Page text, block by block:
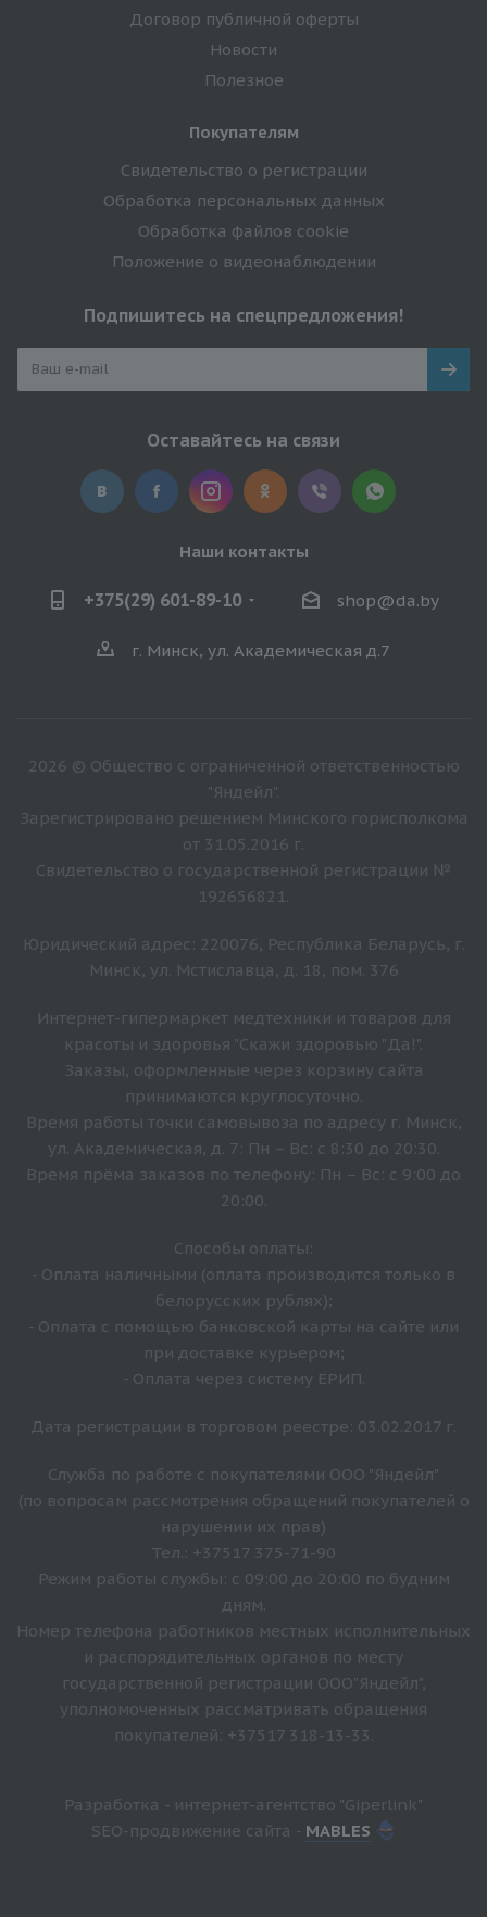
Договор публичной оферты
Новости
Полезное
Покупателям
Свидетельство о регистрации
Обработка персональных данных
Обработка файлов cookie
Положение о видеонаблюдении
Подпишитесь на спецпредложения!
Оставайтесь на связи
Наши контакты
+375(29) 601-89-10 shop@da.by
г. Минск, ул. Академическая д.7
2026 © Общество с ограниченной ответственностью
"Яндейл".
Зарегистрировано решением Минского горисполкома
от 31.05.2016 г.
Свидетельство о государственной регистрации №
192656821.
Юридический адрес: 220076, Республика Беларусь, г.
Минск, ул. Мстиславца, д. 18, пом. 376
Интернет-гипермаркет медтехники и товаров для
красоты и здоровья "Скажи здоровью "Да!".
Заказы, оформленные через корзину сайта
принимаются круглосуточно.
Время работы точки самовывоза по адресу г. Минск,
ул. Академическая, д. 7: Пн – Вс: с 8:30 до 20:30.
Время прёма заказов по телефону: Пн – Вс: с 9:00 до
20:00.
Способы оплаты:
- Оплата наличными (оплата производится только в
белорусских рублях);
- Оплата с помощью банковской карты на сайте или
при доставке курьером;
- Оплата через систему ЕРИП.
Дата регистрации в торговом реестре: 03.02.2017 г.
Служба по работе с покупателями ООО "Яндейл"
(по вопросам рассмотрения обращений покупателей о
нарушении их прав)
Тел.: +37517 375-71-90
Режим работы службы: с 09:00 до 20:00 по будним
дням.
Номер телефона работников местных исполнительных
и распорядительных органов по месту
государственной регистрации ООО"Яндейл",
уполномоченных рассматривать обращения
покупателей: +37517 318-13-33.
Разработка - интернет-агентство "Giperlink"
SEO-продвижение сайта - MABLES